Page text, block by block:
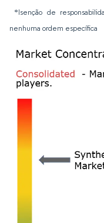
*Isenção de
nenhuma ordem específica